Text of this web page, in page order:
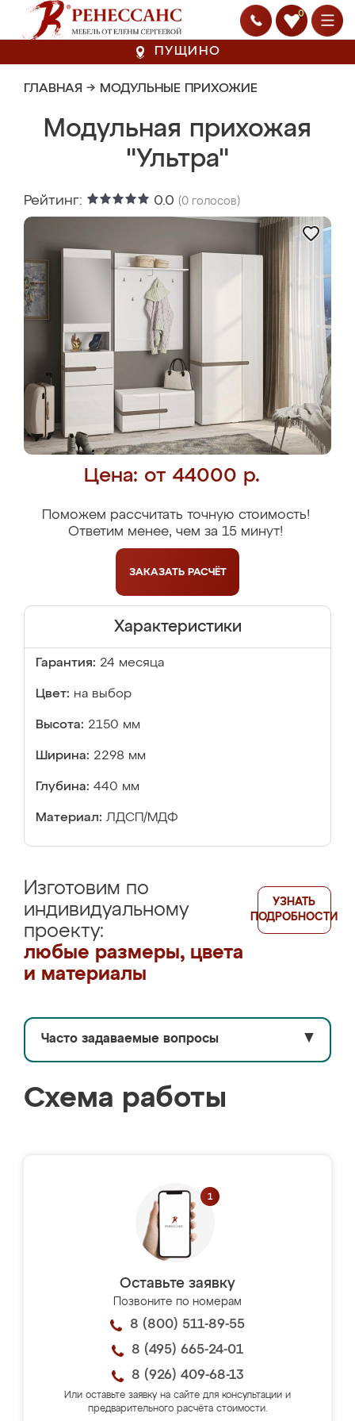
0
ПУЩИНО
ГЛАВНАЯ → МОДУЛЬНЫЕ ПРИХОЖИЕ
Модульная прихожая
"Ультра"
Рейтинг: 0.0 (0 голосов)
Цена: от 44000 р.
Поможем рассчитать точную стоимость!
Ответим менее, чем за 15 минут!
ЗАКАЗАТЬ РАСЧЁТ
Характеристики
Гарантия: 24 месяца
Цвет: на выбор
Высота: 2150 мм
Ширина: 2298 мм
Глубина: 440 мм
Материал: ЛДСП/МДФ
Изготовим по
индивидуальному
проекту:
любые размеры, цвета
и материалы
УЗНАТЬ
ПОДРОБНОСТИ
Часто задаваемые вопросы ▼
Схема работы
Оставьте заявку
Позвоните по номерам
8 (800) 511-89-55
8 (495) 665-24-01
8 (926) 409-68-13
Или оставьте заявку на сайте для консультации и
предварительного расчёта стоимости.